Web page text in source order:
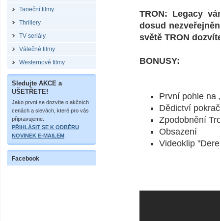
Taneční filmy
Thrillery
TV seriály
Válečné filmy
Westernové filmy
Sledujte AKCE a
UŠETŘETE!
Jako první se dozvíte o akčních
cenách a slevách, které pro vás
připravujeme.
PŘIHLÁSIT SE K ODBĚRU
NOVINEK E-MAILEM
Facebook
TRON: Legacy
dosud
světě TRON
BONUSY:
První pohle na
Dědictví
Zpodobnění
Obsazení
Videoklip